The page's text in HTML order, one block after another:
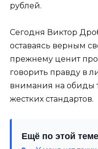
рублей.
Сегодня Виктор
оставаясь верным
прежнему ценит
говорить правду в
внимания на обиды
жестких стандартов.
Ещё по этой теме